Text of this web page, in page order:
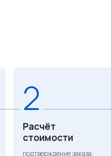
2
Расчёт
стоимости
подтверждение заказа,